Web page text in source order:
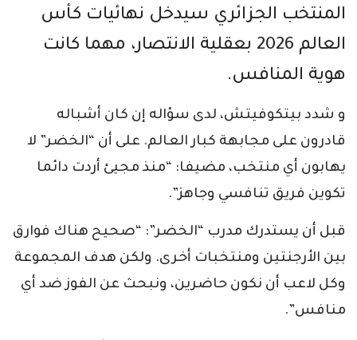
المنتخب الجزائري سيدخل نهائيات كأس
العالم 2026 بعقلية الانتصار، مهما كانت
هوية المنافس.
و شدد بيتكوفيتش، لدى سؤاله إن كان أشباله
قادرون على مجابهة كبار العالم. على أن “الخضر” لا
يهابون أي منتخب، مضيفا: “منذ مجيئ أردت دائما
تكوين فريق تنافسي وجاهز”.
قبل أن يستدرك مدرب “الخضر”: “صحيح هناك فوارق
بين الأرجنتين ومنتخبات أخرى. ولكن هدف المجموعة
وكل لاعب أن نكون حاضرين، ونبحث عن الفوز ضد أي
منافس”.